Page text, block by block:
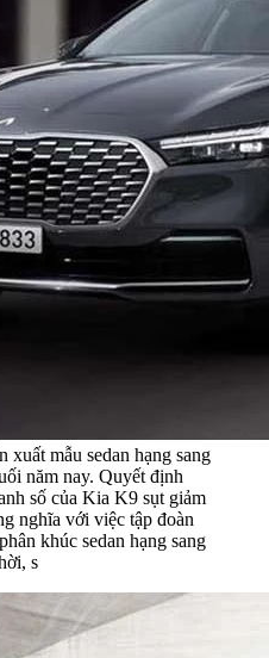
xuất mẫu sedan hạng sang
năm nay. Quyết định
số của Kia K9 sụt giảm
nghĩa với việc tập đoàn
khúc sedan hạng sang
s